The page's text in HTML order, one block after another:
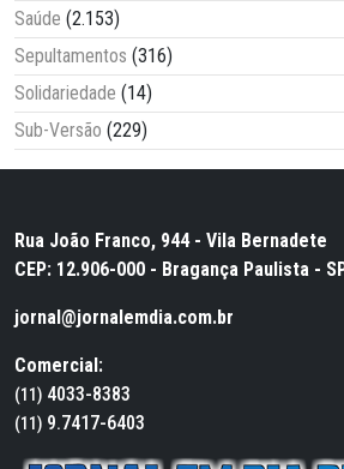
Saúde (2.153)
Sepultamentos (316)
Solidariedade (14)
Sub-Versão (229)
Rua João Franco, 944 - Vila Bernadete
CEP: 12.906-000 - Bragança Paulista -
jornal@jornalemdia.com.br
Comercial:
(11) 4033-8383
(11) 9.7417-6403